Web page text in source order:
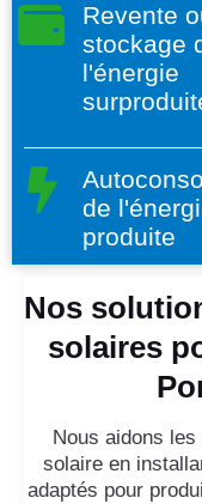
Revente
stockage
l'énergie
de
produite
Nos
solaires
Nous aidons
solaire en
adaptés pour